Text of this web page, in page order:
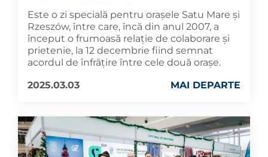
Este o zi specială pentru orașele Satu Mare și
Rzeszów, între care, încă din anul 2007, a
început o frumoasă relație de colaborare și
prietenie, la 12 decembrie fiind semnat
acordul de înfrățire între cele două orașe.
2025.03.03
MAI DEPARTE